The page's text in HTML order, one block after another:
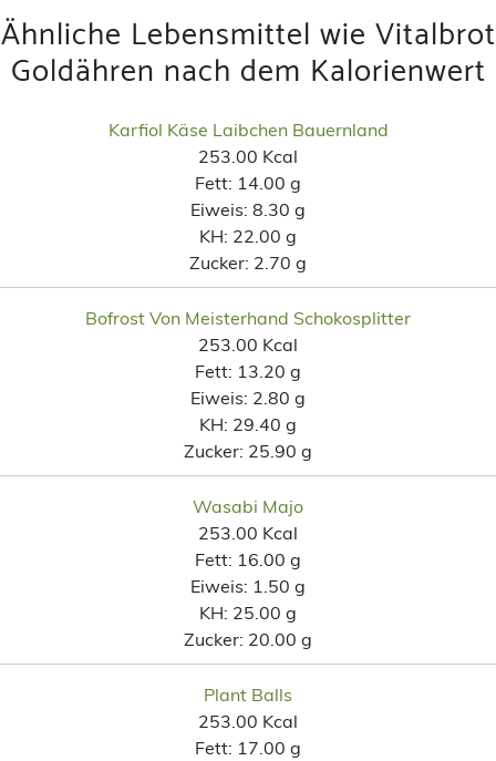
Ähnliche Lebensmittel wie Vitalbrot
Goldähren nach dem Kalorienwert
Karfiol Käse Laibchen Bauernland
253.00 Kcal
Fett: 14.00 g
Eiweis: 8.30 g
KH: 22.00 g
Zucker: 2.70 g
Bofrost Von Meisterhand Schokosplitter
253.00 Kcal
Fett: 13.20 g
Eiweis: 2.80 g
KH: 29.40 g
Zucker: 25.90 g
Wasabi Majo
253.00 Kcal
Fett: 16.00 g
Eiweis: 1.50 g
KH: 25.00 g
Zucker: 20.00 g
Plant Balls
253.00 Kcal
Fett: 17.00 g